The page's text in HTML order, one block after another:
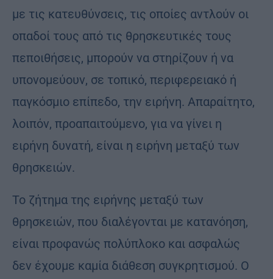
με τις κατευθύνσεις, τις οποίες αντλούν οι
οπαδοί τους από τις θρησκευτικές τους
πεποιθήσεις, μπορούν να στηρίζουν ή να
υπονομεύουν, σε τοπικό, περιφερειακό ή
παγκόσμιο επίπεδο, την ειρήνη. Απαραίτητο,
λοιπόν, προαπαιτούμενο, για να γίνει η
ειρήνη δυνατή, είναι η ειρήνη μεταξύ των
θρησκειών.
Το ζήτημα της ειρήνης μεταξύ των
θρησκειών, που διαλέγονται με κατανόηση,
είναι προφανώς πολύπλοκο και ασφαλώς
δεν έχουμε καμία διάθεση συγκρητισμού. Ο